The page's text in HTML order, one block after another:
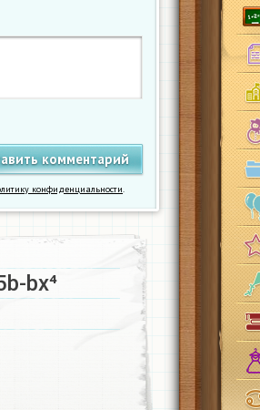
конфиденциальности.
bx⁴​